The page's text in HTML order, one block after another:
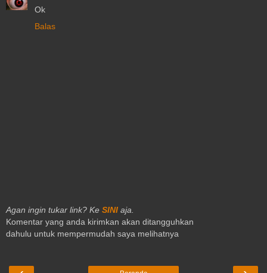
Ok
Balas
Agan ingin tukar link? Ke SINI aja.
Komentar yang anda kirimkan akan ditangguhkan
dahulu untuk mempermudah saya melihatnya